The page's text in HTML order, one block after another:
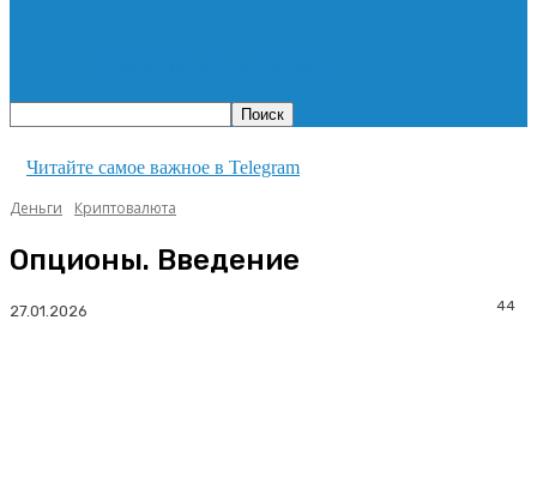
Читайте самое важное в Telegram
Деньги
Криптовалюта
Опционы. Введение
44